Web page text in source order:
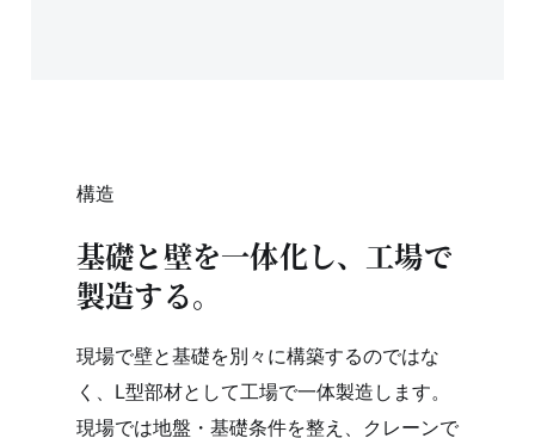
構造
基礎と壁を一体化し、工場で
製造する。
現場で壁と基礎を別々に構築するのではな
く、L型部材として工場で一体製造します。
現場では地盤・基礎条件を整え、クレーンで